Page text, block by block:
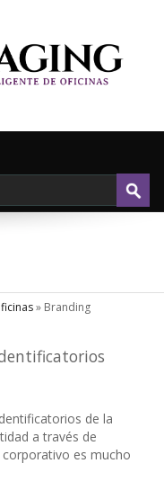
» Branding
de la
a través de
es mucho